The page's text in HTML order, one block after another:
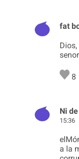
fat
8
Ni
15:36
a la